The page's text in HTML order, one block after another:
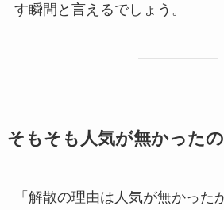
す瞬間と言えるでしょう。
そもそも人気が無かった
「解散の理由は人気が無かっ